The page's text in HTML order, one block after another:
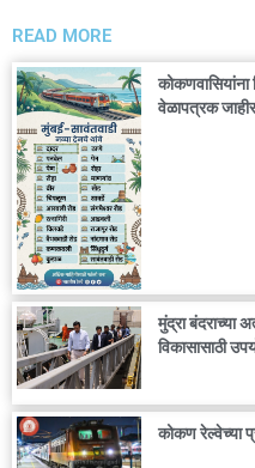
READ MORE
वेळापत्रक जाहीर
मुंद्रा बंदराच्या
विकासासाठी
कोकण रेल्वेच्या